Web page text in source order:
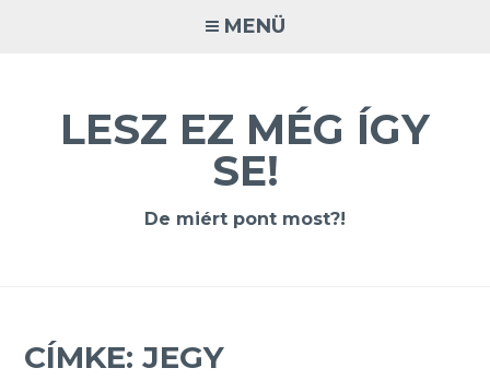
MENÜ
LESZ EZ MÉG ÍGY
SE!
De miért pont most?!
CÍMKE:JEGY